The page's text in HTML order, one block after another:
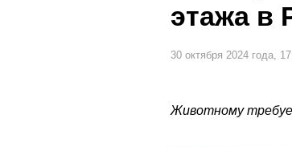
этажа в
30 октября 2024 года,
Животному